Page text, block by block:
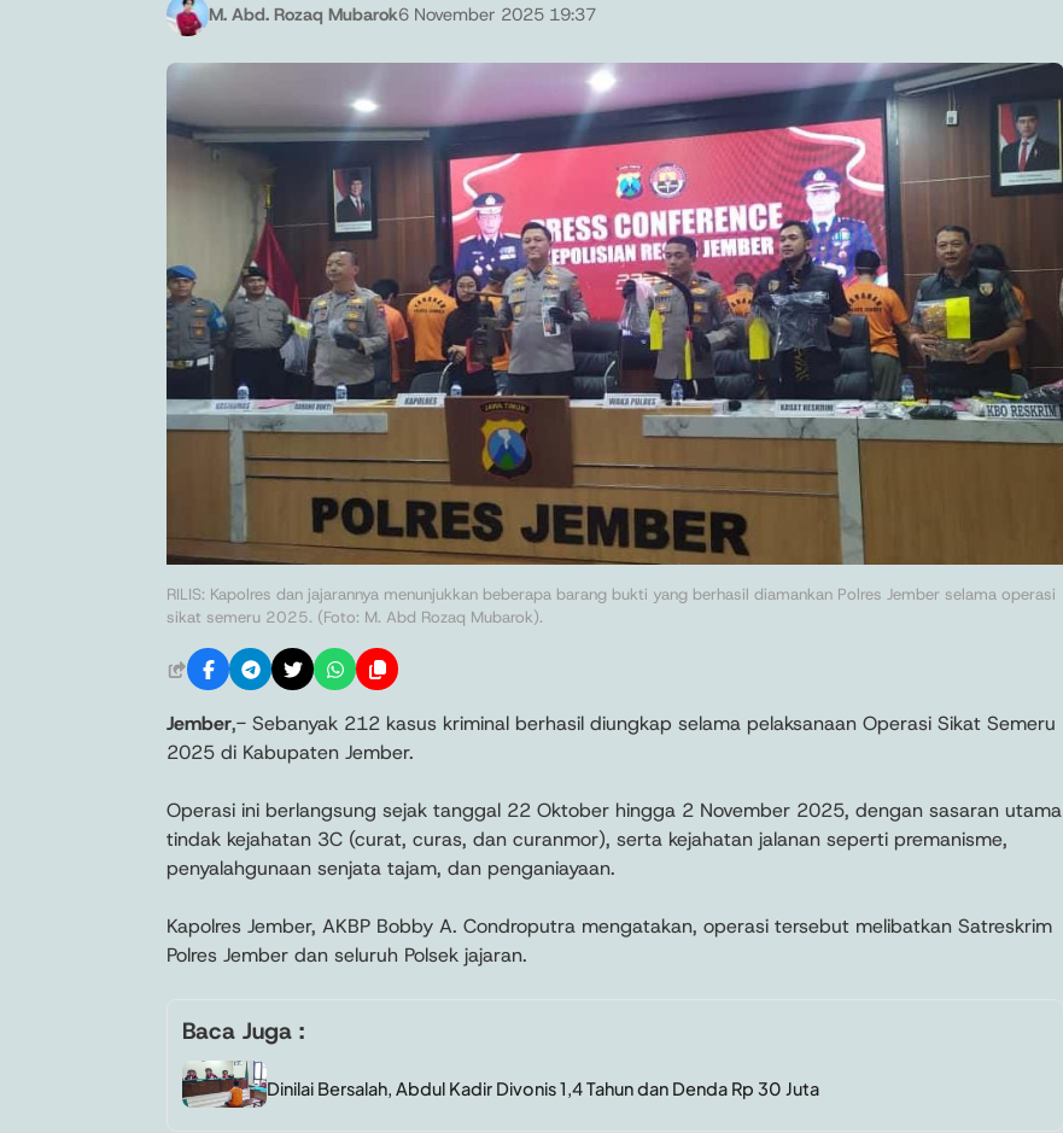
M. Abd. Rozaq Mubarok6 November 2025 19:37
RILIS: Kapolres dan jajarannya menunjukkan beberapa barang bukti yang berhasil diamankan Polres Jember selama operasi
sikat semeru 2025. (Foto: M. Abd Rozaq Mubarok).
Jember,- Sebanyak 212 kasus kriminal berhasil diungkap selama pelaksanaan Operasi Sikat Semeru
2025 di Kabupaten Jember.
Operasi ini berlangsung sejak tanggal 22 Oktober hingga 2 November 2025, dengan sasaran utama
tindak kejahatan 3C (curat, curas, dan curanmor), serta kejahatan jalanan seperti premanisme,
penyalahgunaan senjata tajam, dan penganiayaan.
Kapolres Jember, AKBP Bobby A. Condroputra mengatakan, operasi tersebut melibatkan Satreskrim
Polres Jember dan seluruh Polsek jajaran.
Baca Juga :
Dinilai Bersalah, Abdul Kadir Divonis 1,4 Tahun dan Denda Rp 30 Juta